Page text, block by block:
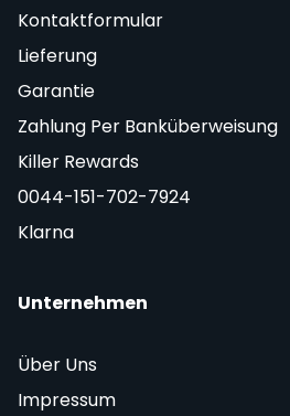
Kontaktformular
Lieferung
Garantie
Zahlung Per Banküberweisung
Killer Rewards
0044-151-702-7924
Klarna
Unternehmen
Über Uns
Impressum